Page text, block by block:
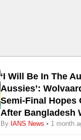
‘I Will Be In The
Aussies’:
Semi-Final Hopes
After Bangladesh
By IANS News • 1 month